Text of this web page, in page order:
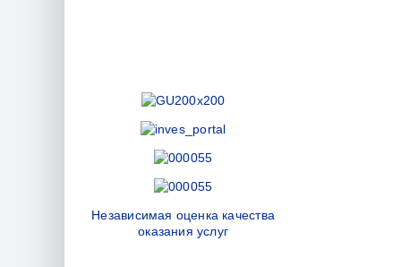
Независимая оценка качества
оказания услуг